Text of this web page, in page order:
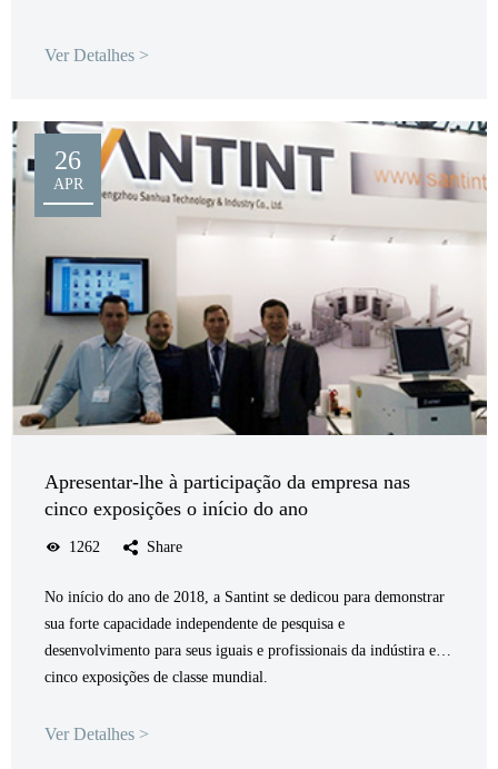
Ver Detalhes >
26
APR
Apresentar-lhe à participação da empresa nas
cinco exposições o início do ano
1262 Share
No início do ano de 2018, a Santint se dedicou para demonstrar
sua forte capacidade independente de pesquisa e
desenvolvimento para seus iguais e profissionais da indústira em
cinco exposições de classe mundial.
Ver Detalhes >